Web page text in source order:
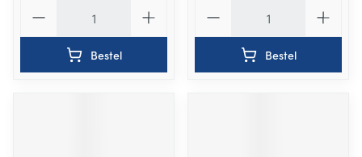
Bestel Bestel